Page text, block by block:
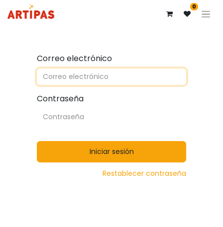
0
Correo electrónico
Contraseña
Iniciar sesión
Restablecer contraseña